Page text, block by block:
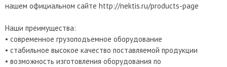
нашем официальном сайте http://nektis.ru/products-page
Наши преимущества:
• современное грузоподъемное оборудование
• стабильное высокое качество поставляемой продукции
• возможность изготовления оборудования по